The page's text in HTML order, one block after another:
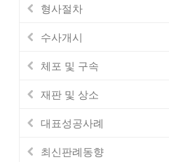
형사절차
수사개시
체포 및 구속
재판 및 상소
대표성공사례
최신판례동향